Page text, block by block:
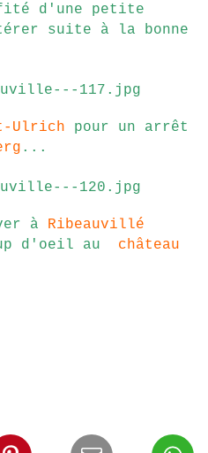
d'une petite
suite à la bonne
Ulrich pour un arrêt
...
à Ribeauvillé
d'oeil au
château